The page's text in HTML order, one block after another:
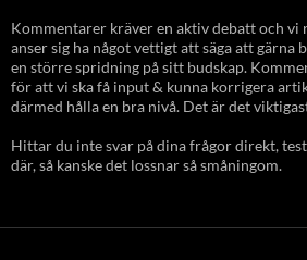
Kommentarer kräver en aktiv debatt och vi
anser sig ha något vettigt att säga att gärna
en större spridning på sitt budskap.
för att vi ska få input & kunna korrigera
därmed hålla en bra nivå. Det är det
Hittar du inte svar på dina frågor direkt,
där, så kanske det lossnar så småningom.